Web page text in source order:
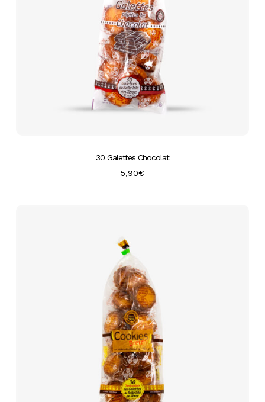
30 Galettes Chocolat
5,90€